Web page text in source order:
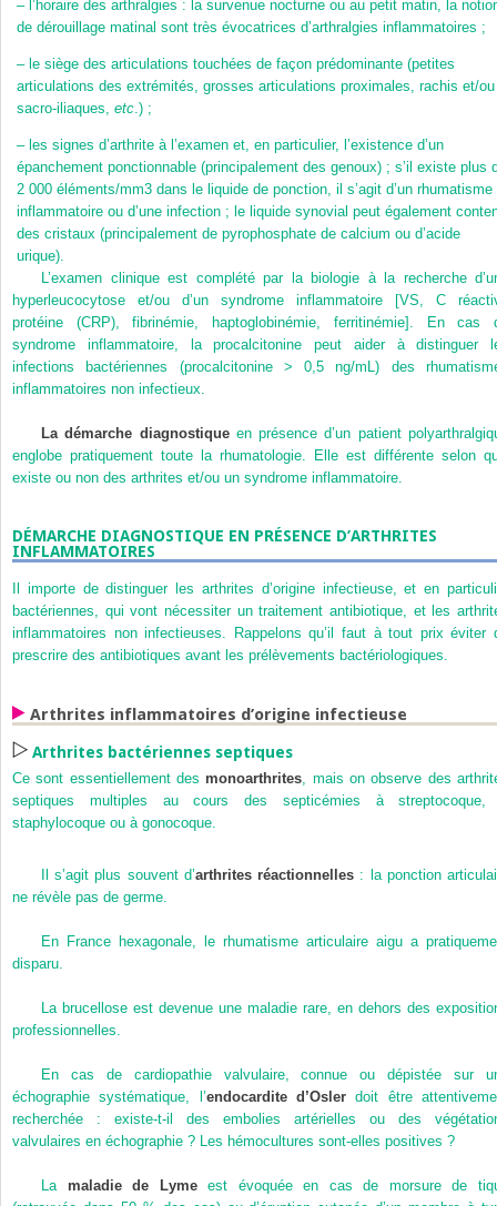
– l’horaire des arthralgies : la survenue nocturne ou au petit matin, la
de dérouillage matinal sont très évocatrices d’arthralgies inflammatoires ;
– le siège des articulations touchées de façon prédominante (petites
articulations des extrémités, grosses articulations proximales, rachis et/ou
sacro-iliaques, etc.) ;
– les signes d’arthrite à l’examen et, en particulier, l’existence d’un
épanchement ponctionnable (principalement des genoux) ; s’il existe plus
2 000 éléments/mm3dans le liquide de ponction, il s’agit d’un rhumatisme
inflammatoire ou d’une infection ; le liquide synovial peut également
des cristaux (principalement de pyrophosphate de calcium ou d’acide
urique).
L’examen clinique est complété par la biologie à la recherche
hyperleucocytose et/ou d’un syndrome inflammatoire [VS, C
protéine (CRP), fibrinémie, haptoglobinémie, ferritinémie]. En cas
syndrome inflammatoire, la procalcitonine peut aider à distinguer
infections bactériennes (procalcitonine > 0,5 ng/mL) des
inflammatoires non infectieux.
La démarche diagnostiqueen présence d’un patient
englobe pratiquement toute la rhumatologie. Elle est différente selon
existe ou non des arthrites et/ou un syndrome inflammatoire.
DÉMARCHE DIAGNOSTIQUE EN PRÉSENCE D’ARTHRITES
INFLAMMATOIRES
Il importe de distinguer les arthrites d’origine infectieuse, et en
bactériennes, qui vont nécessiter un traitement antibiotique, et les
inflammatoires non infectieuses. Rappelons qu’il faut à tout prix éviter
prescrire des antibiotiques avant les prélèvements bactériologiques.
Arthrites inflammatoires d’origine infectieuse
Arthrites bactériennes septiques
Ce sont essentiellement des monoarthrites, mais on observe des
septiques multiples au cours des septicémies à
staphylocoque ou à gonocoque.
Il s’agit plus souvent d’arthrites réactionnelles : la ponction
ne révèle pas de germe.
En France hexagonale, le rhumatisme articulaire aigu a
disparu.
La brucellose est devenue une maladie rare, en dehors des
professionnelles.
En cas de cardiopathie valvulaire, connue ou dépistée sur
échographie systématique, l’endocardite d’Osler doit être
recherchée : existe-t-il des embolies artérielles ou des
valvulaires en échographie ? Les hémocultures sont-elles positives ?
La maladie de Lymeest évoquée en cas de morsure de